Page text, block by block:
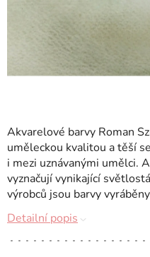
Akvarelové barvy Roman
uměleckou kvalitou a těší
i mezi uznávanými umělci.
vyznačují vynikající
výrobců jsou barvy
Detailní popis